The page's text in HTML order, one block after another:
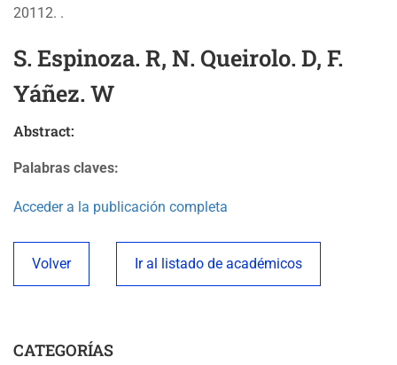
20112. .
S. Espinoza. R, N. Queirolo. D, F.
Yáñez. W
Abstract:
Palabras claves:
Acceder a la publicación completa
Volver Ir al listado de académicos
CATEGORÍAS